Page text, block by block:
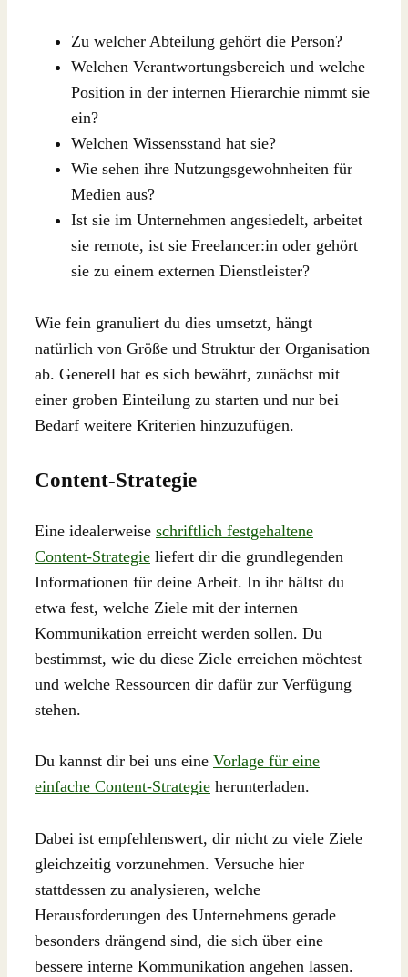
Zu welcher Abteilung gehört die Person?
Welchen Verantwortungsbereich und welche
Position in der internen Hierarchie nimmt sie
ein?
Welchen Wissensstand hat sie?
Wie sehen ihre Nutzungsgewohnheiten für
Medien aus?
Ist sie im Unternehmen angesiedelt, arbeitet
sie remote, ist sie Freelancer:in oder gehört
sie zu einem externen Dienstleister?
Wie fein granuliert du dies umsetzt, hängt
natürlich von Größe und Struktur der Organisation
ab. Generell hat es sich bewährt, zunächst mit
einer groben Einteilung zu starten und nur bei
Bedarf weitere Kriterien hinzuzufügen.
Content-Strategie
Eine idealerweise schriftlich festgehaltene
Content-Strategie liefert dir die grundlegenden
Informationen für deine Arbeit. In ihr hältst du
etwa fest, welche Ziele mit der internen
Kommunikation erreicht werden sollen. Du
bestimmst, wie du diese Ziele erreichen möchtest
und welche Ressourcen dir dafür zur Verfügung
stehen.
Du kannst dir bei uns eine Vorlage für eine
einfache Content-Strategie herunterladen.
Dabei ist empfehlenswert, dir nicht zu viele Ziele
gleichzeitig vorzunehmen. Versuche hier
stattdessen zu analysieren, welche
Herausforderungen des Unternehmens gerade
besonders drängend sind, die sich über eine
bessere interne Kommunikation angehen lassen.